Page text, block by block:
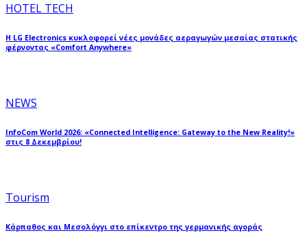
HOTEL TECH
Η LG Electronics κυκλοφορεί νέες μονάδες αεραγωγών μεσαίας στατικής
φέρνοντας «Comfort Anywhere»
NEWS
InfoCom World 2026: «Connected Intelligence: Gateway to the New Reality!»
στις 8 Δεκεμβρίου!
Tourism
Κάρπαθος και Μεσολόγγι στο επίκεντρο της γερμανικής αγοράς